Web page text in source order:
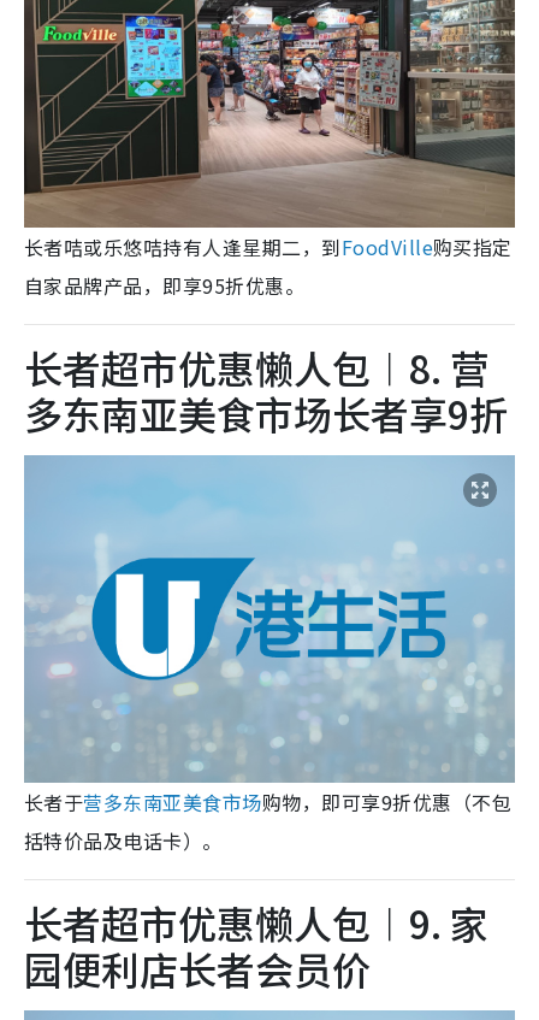
长者咭或乐悠咭持有人逢星期二，到FoodVille购买指定
自家品牌产品，即享95折优惠。
长者超市优惠懒人包︱8. 营
多东南亚美食市场长者享9折
长者于营多东南亚美食市场购物，即可享9折优惠（不包
括特价品及电话卡）。
长者超市优惠懒人包︱9. 家
园便利店长者会员价